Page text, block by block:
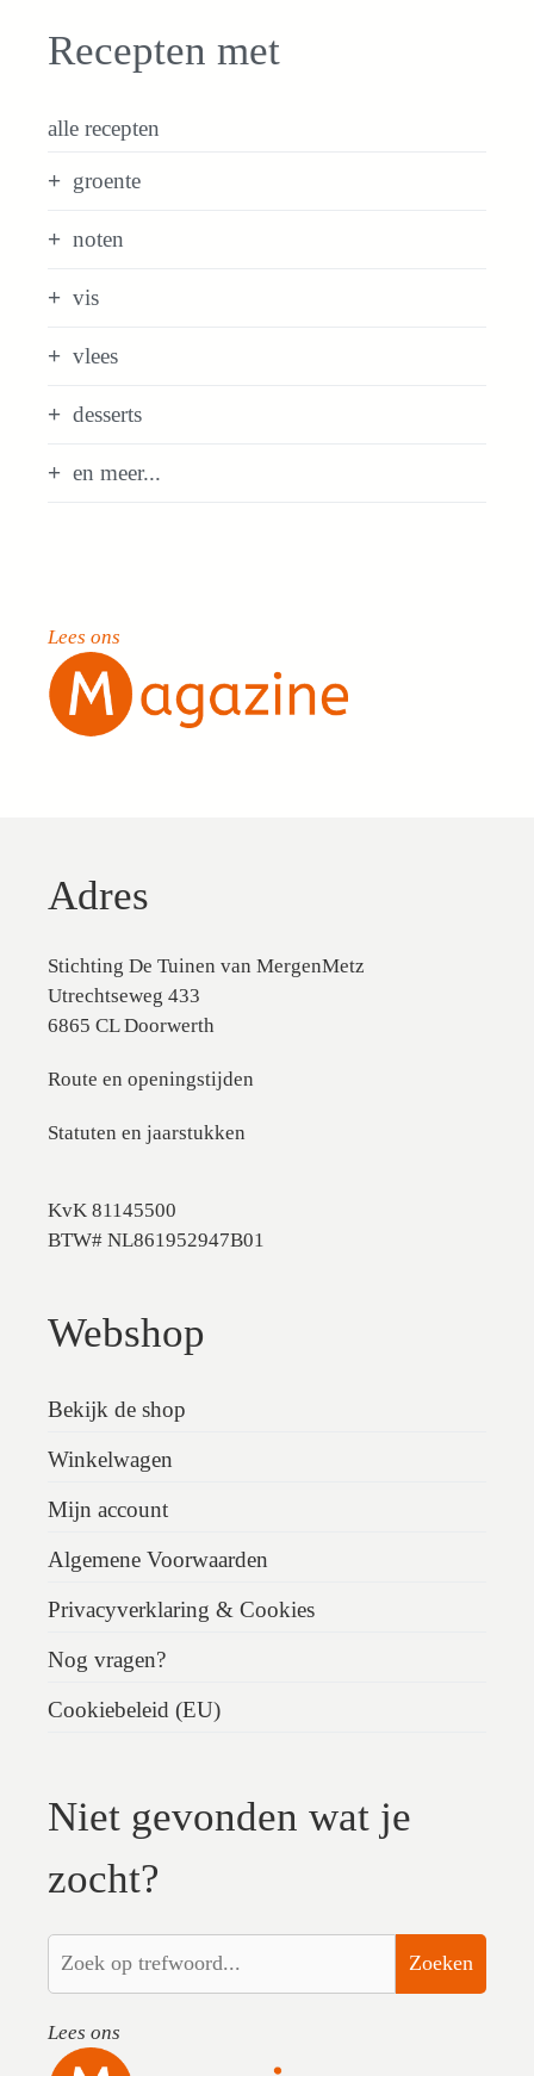
Recepten met
alle recepten
groente
noten
vis
vlees
desserts
en meer...
Lees ons
Adres
Stichting De Tuinen van MergenMetz
Utrechtseweg 433
6865 CL Doorwerth
Route en openingstijden
Statuten en jaarstukken
KvK 81145500
BTW# NL861952947B01
Webshop
Bekijk de shop
Winkelwagen
Mijn account
Algemene Voorwaarden
Privacyverklaring & Cookies
Nog vragen?
Cookiebeleid (EU)
Niet gevonden wat je
zocht?
Zoeken
Lees ons